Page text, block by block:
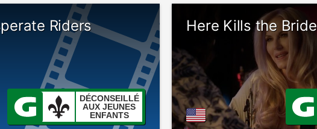
Riders
DÉCONSEILLÉ
AUX JEUNES
ENFANTS
Here Kills the Bride